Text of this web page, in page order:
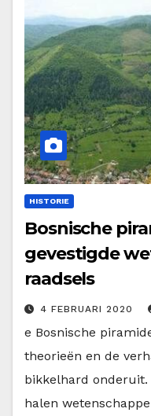
HISTORIE
Bosnische
gevestigde
raadsels
4 FEBRUARI 2020
e Bosnische
theorieën en de
bikkelhard onderuit.
halen